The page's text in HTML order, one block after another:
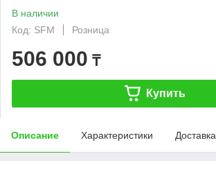
В наличии
Код: SFM
Розница
506 000 ₸
Купить
Описание Характеристики Доставка